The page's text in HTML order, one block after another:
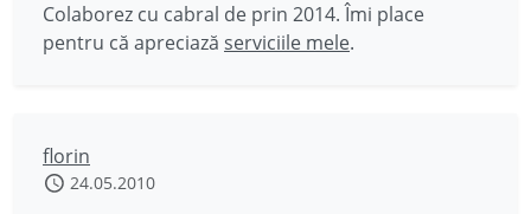
Colaborez cu cabral de prin 2014. Îmi place
pentru că apreciază serviciile mele.
florin
24.05.2010